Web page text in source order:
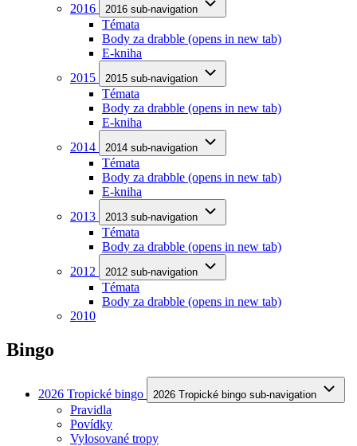
2016
2016 sub-navigation
Témata
Body za drabble (opens in new tab)
E-kniha
2015
2015 sub-navigation
Témata
Body za drabble (opens in new tab)
E-kniha
2014
2014 sub-navigation
Témata
Body za drabble (opens in new tab)
E-kniha
2013
2013 sub-navigation
Témata
Body za drabble (opens in new tab)
2012
2012 sub-navigation
Témata
Body za drabble (opens in new tab)
2010
Bingo
2026 Tropické bingo 2026 Tropické bingo sub-navigation
Pravidla
Povídky
Vylosované tropy